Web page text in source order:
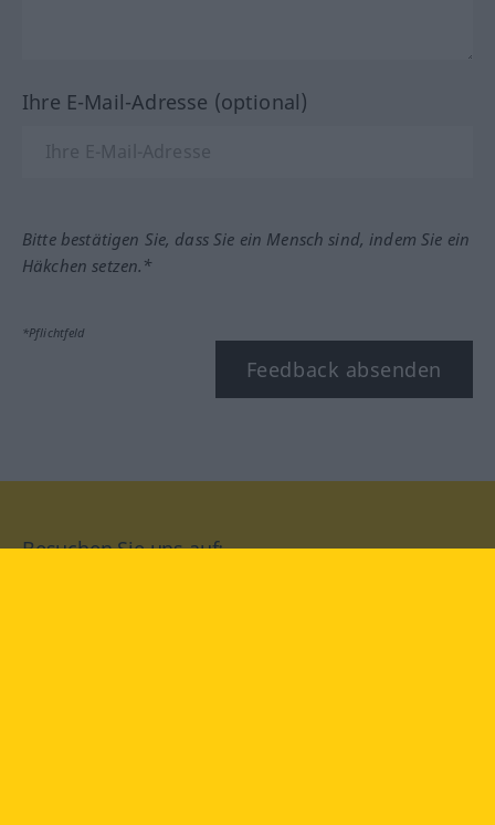
Ihre E-Mail-Adresse (optional)
Bitte bestätigen Sie, dass Sie ein Mensch sind, indem Sie ein
Häkchen setzen.*
*Pflichtfeld
Feedback absenden
Besuchen Sie uns auf: